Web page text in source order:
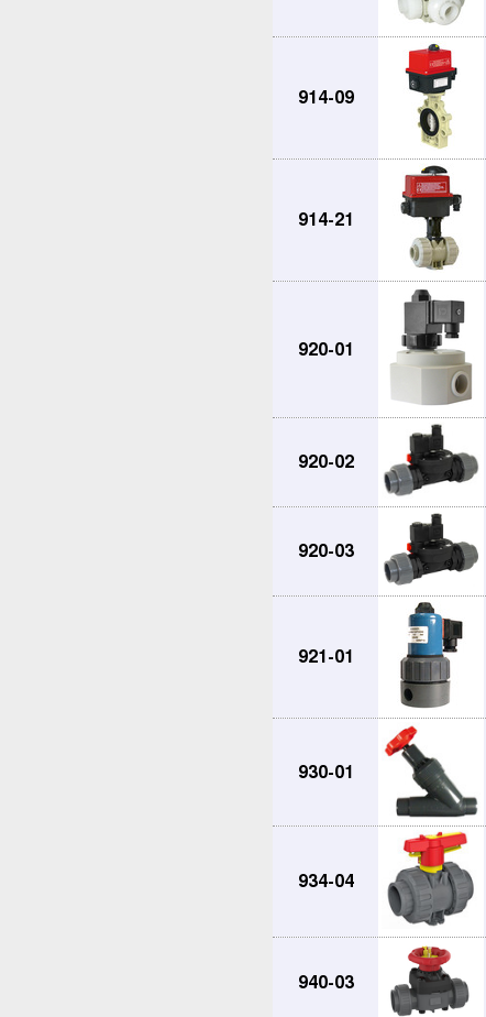
914-09
914-21
920-01
920-02
920-03
921-01
930-01
934-04
940-03